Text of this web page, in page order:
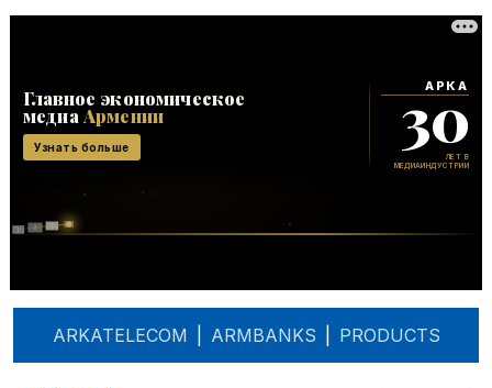
ARKATELECOM ARMBANKS PRODUCTS